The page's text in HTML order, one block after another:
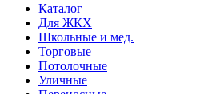
Каталог
Для ЖКХ
Школьные и мед.
Торговые
Потолочные
Уличные